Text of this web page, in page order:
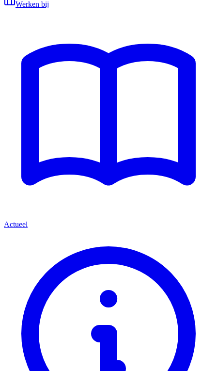
Werken bij
Actueel